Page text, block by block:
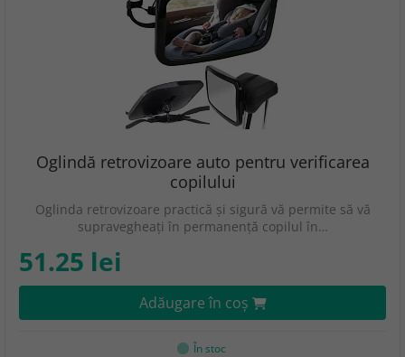
Oglindă retrovizoare auto pentru verificarea
copilului
Oglinda retrovizoare practică și sigură vă permite să vă
supravegheați în permanență copilul în…
51.25 lei
Adăugare în coş
În stoc